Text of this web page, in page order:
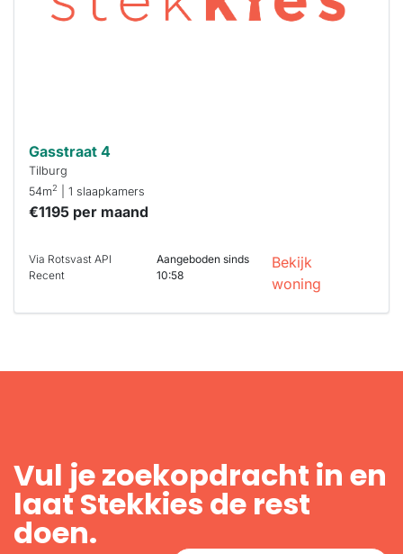
reageren.
Stekkies helpt
Gasstraat 4
Tilburg
54m2 | 1 slaapkamers
€1195 per maand
Via Rotsvast API
Recent
Aangeboden sinds
10:58
Bekijk
woning
Vul je zoekopdracht in en
laat Stekkies de rest
doen.